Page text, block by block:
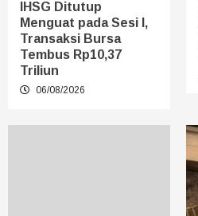
IHSG Ditutup
Menguat pada Sesi I,
Transaksi Bursa
Tembus Rp10,37
Triliun
06/08/2026